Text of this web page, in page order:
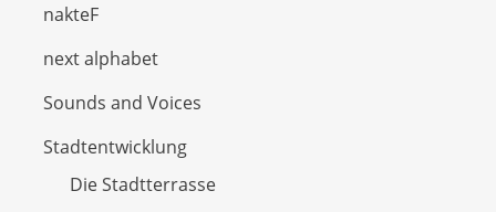
nakteF
next alphabet
Sounds and Voices
Stadtentwicklung
Die Stadtterrasse